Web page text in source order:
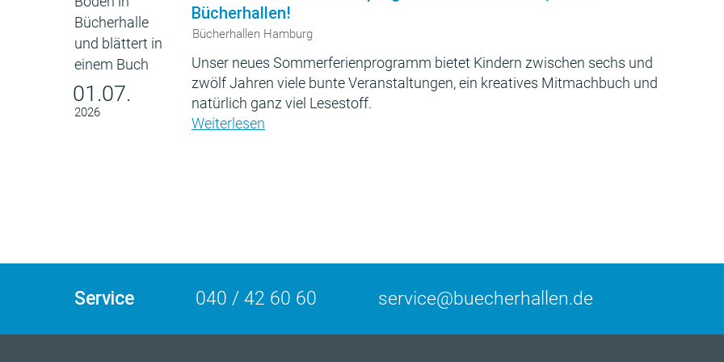
01.07.
2026
Bücherhallen!
Bücherhallen Hamburg
Unser neues Sommerferienprogramm bietet Kindern zwischen sechs und
zwölf Jahren viele bunte Veranstaltungen, ein kreatives Mitmachbuch und
natürlich ganz viel Lesestoff.
Weiterlesen
Service 040 / 42 60 60 service@buecherhallen.de